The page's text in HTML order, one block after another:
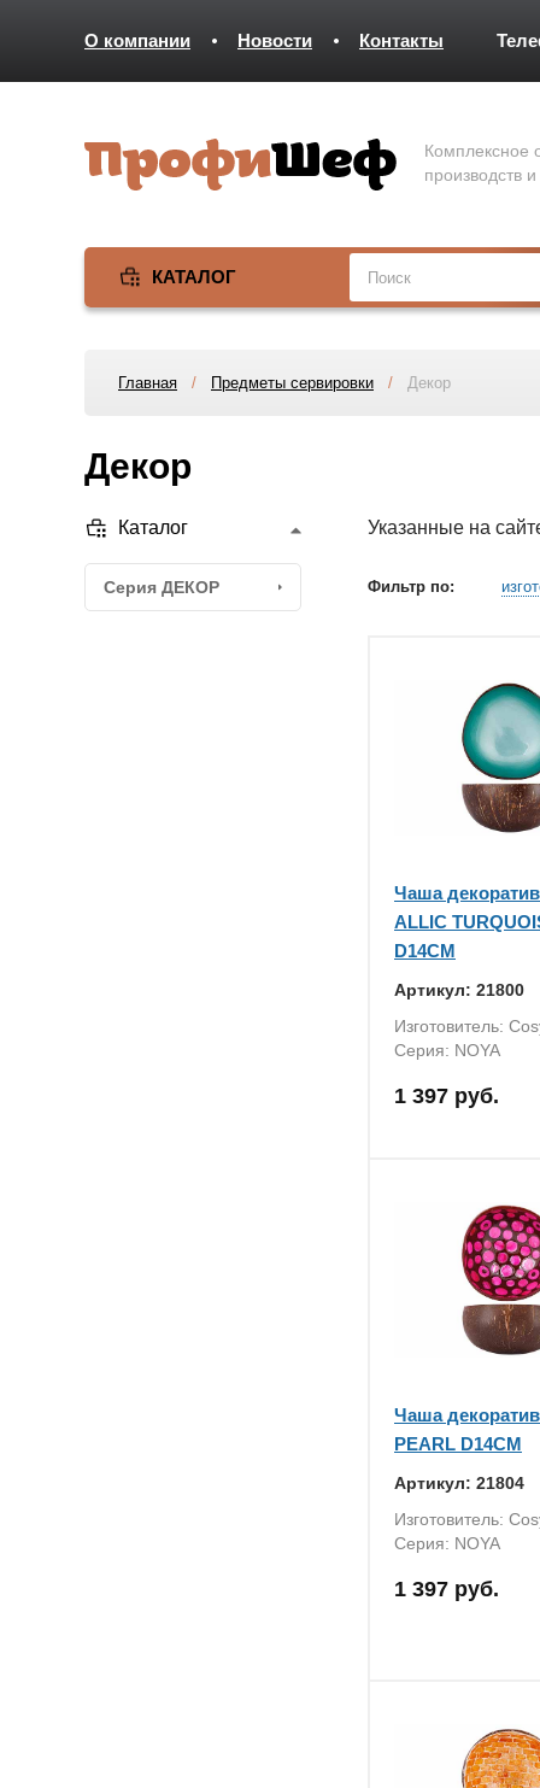
О компании Новости Контакты
Комплексное
производств
КАТАЛОГ
Главная / Предметы сервировки / Декор
Декор
Каталог
Серия ДЕКОР
Указанные на
Фильтр по:
Чаша
ALLIC
D14CM
Артикул: 21800
Изготовитель:
Серия: NOYA
1 397 руб.
Чаша
PEARL D14CM
Артикул: 21804
Изготовитель:
Серия: NOYA
1 397 руб.